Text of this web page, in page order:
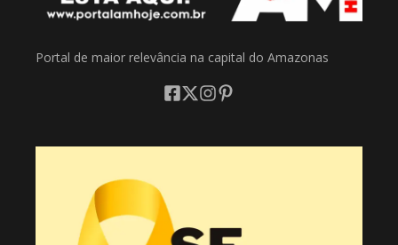
Portal de maior relevância na capital do Amazonas